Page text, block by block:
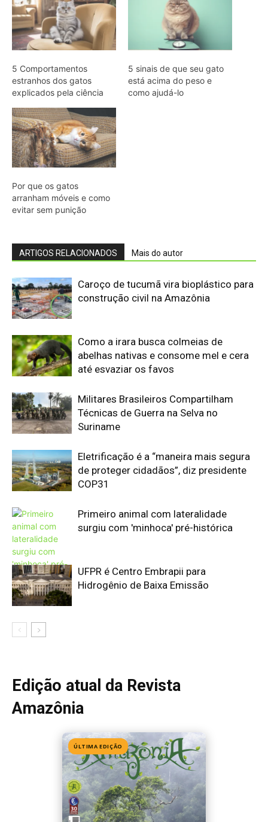
5 Comportamentos
estranhos dos gatos
explicados pela ciência
5 sinais de que seu gato
está acima do peso e
como ajudá-lo
Por que os gatos
arranham móveis e como
evitar sem punição
ARTIGOS RELACIONADOS Mais do autor
Caroço de tucumã vira bioplástico para
construção civil na Amazônia
Como a irara busca colmeias de
abelhas nativas e consome mel e cera
até esvaziar os favos
Militares Brasileiros Compartilham
Técnicas de Guerra na Selva no
Suriname
Eletrificação é a “maneira mais segura
de proteger cidadãos”, diz presidente
COP31
Primeiro animal com lateralidade
surgiu com 'minhoca' pré-histórica
UFPR é Centro Embrapii para
Hidrogênio de Baixa Emissão
Edição atual da Revista
Amazônia
ÚLTIMA EDIÇÃO